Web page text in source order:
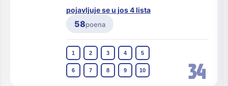
34
pojavljuje se u jos 4 lista
58poena
1 2 3 4 5
6 7 8 9 10